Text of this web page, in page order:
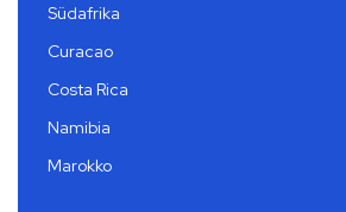
Südafrika
Curacao
Costa Rica
Namibia
Marokko